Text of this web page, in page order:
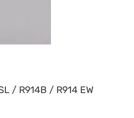
/ R914B / R914 EW